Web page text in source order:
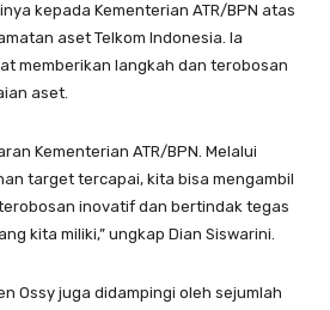
kepada Kementerian ATR/BPN atas
aset Telkom Indonesia. Ia
memberikan langkah dan terobosan
aset.
Kementerian ATR/BPN. Melalui
target tercapai, kita bisa mengambil
inovatif dan bertindak tegas
kita miliki,” ungkap Dian Siswarini.
Ossy juga didampingi oleh sejumlah